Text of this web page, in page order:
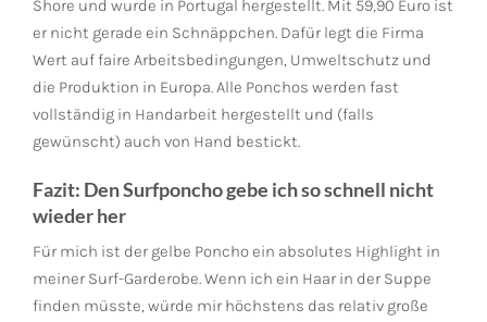
Shore und wurde in Portugal hergestellt. Mit 59,90 Euro ist
er nicht gerade ein Schnäppchen. Dafür legt die Firma
Wert auf faire Arbeitsbedingungen, Umweltschutz und
die Produktion in Europa. Alle Ponchos werden fast
vollständig in Handarbeit hergestellt und (falls
gewünscht) auch von Hand bestickt.
Fazit: Den Surfponcho gebe ich so schnell nicht
wieder her
Für mich ist der gelbe Poncho ein absolutes Highlight in
meiner Surf-Garderobe. Wenn ich ein Haar in der Suppe
finden müsste, würde mir höchstens das relativ große